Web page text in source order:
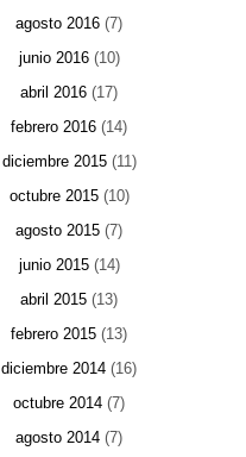
agosto 2016 (7)
junio 2016(10)
abril 2016 (17)
febrero 2016 (14)
diciembre 2015(11)
octubre 2015(10)
agosto 2015 (7)
junio 2015(14)
abril 2015 (13)
febrero 2015 (13)
diciembre 2014 (16)
octubre 2014 (7)
agosto 2014 (7)